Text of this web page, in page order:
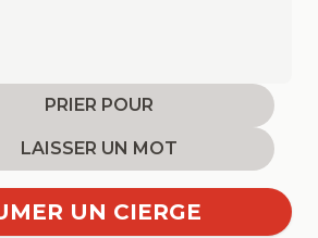
PRIER POUR
LAISSER UN MOT
UN CIERGE